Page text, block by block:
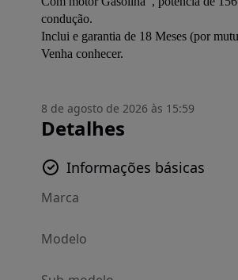
condução.
Inclui e garantia de 18 Meses (por
Venha conhecer.
8 de agosto de 2026 às 15:59
Detalhes
Informações básicas
Marca
Modelo